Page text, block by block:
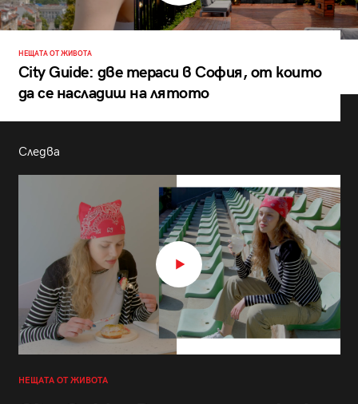
НЕЩАТА ОТ ЖИВОТА
City Guide: две тераси в София, от които
да се насладиш на лятото
Следва
НЕЩАТА ОТ ЖИВОТА